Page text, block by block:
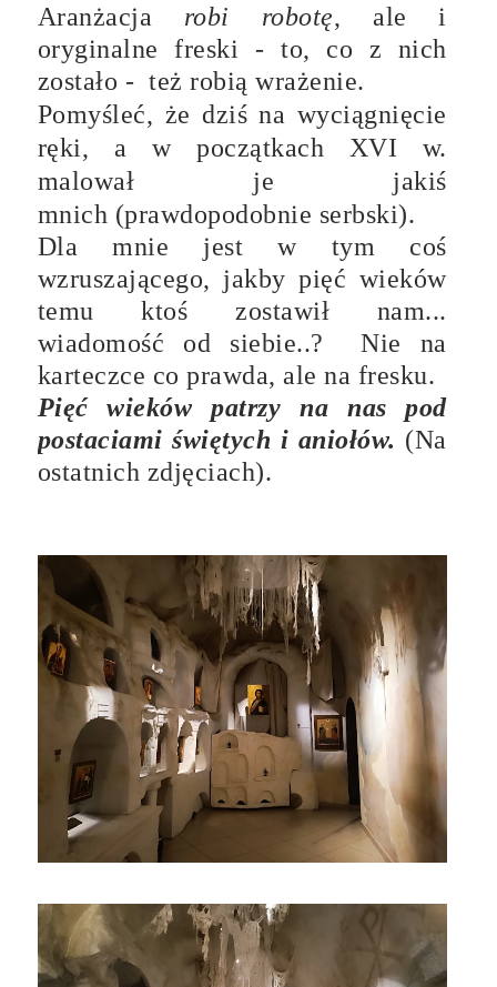
Aranżacja robi robotę, ale i
oryginalne freski - to, co z nich
zostało - też robią wrażenie.
Pomyśleć, że dziś na wyciągnięcie
ręki, a w początkach XVI w.
malował je jakiś
mnich (prawdopodobnie serbski).
Dla mnie jest w tym coś
wzruszającego, jakby pięć wieków
temu ktoś zostawił nam...
wiadomość od siebie..? Nie na
karteczce co prawda, ale na fresku.
Pięć wieków patrzy na nas pod
postaciami świętych i aniołów. (Na
ostatnich zdjęciach).